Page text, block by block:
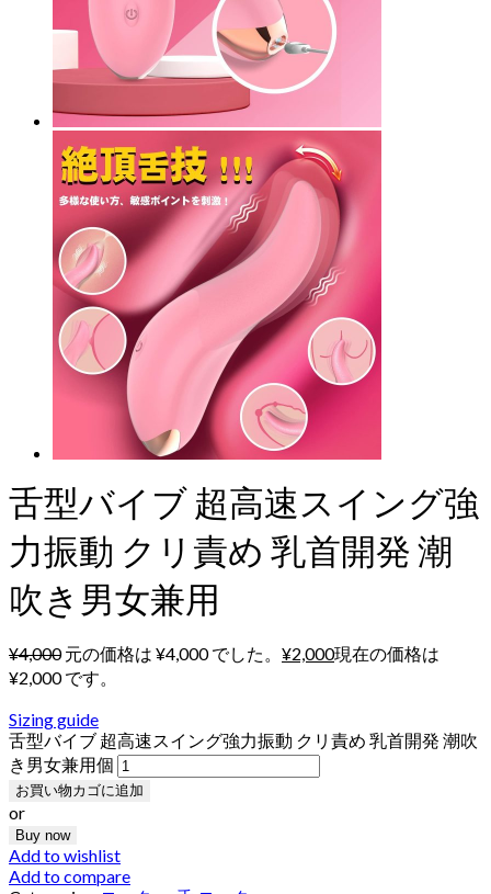
舌型バイブ 超高速スイング強
力振動 クリ責め 乳首開発 潮
吹き男女兼用
¥4,000 元の価格は ¥4,000 でした。 ¥2,000現在の価格は
¥2,000 です。
Sizing guide
舌型バイブ 超高速スイング強力振動 クリ責め 乳首開発 潮吹
き男女兼用個
お買い物カゴに追加
or
Buy now
Add to wishlist
Add to compare